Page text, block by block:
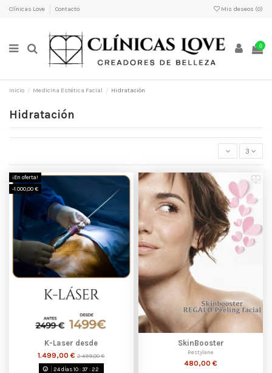
Clínicas Love Contacto Mis deseos (0)
0
Inicio Medicina Estética Facial Hidratación
Hidratación
3
¡En oferta!
-1.000,00 €
K-Laser desde
1.499,00 € 2.499,00 €
24días 10:37 :22
SkinBooster
Restylane
480,00 €